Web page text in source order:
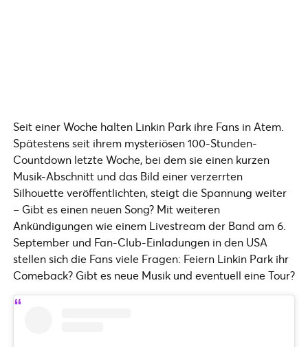
Seit einer Woche halten Linkin Park ihre Fans in Atem.
Spätestens seit ihrem mysteriösen 100-Stunden-
Countdown letzte Woche, bei dem sie einen kurzen
Musik-Abschnitt und das Bild einer verzerrten
Silhouette veröffentlichten, steigt die Spannung weiter
– Gibt es einen neuen Song? Mit weiteren
Ankündigungen wie einem Livestream der Band am 6.
September und Fan-Club-Einladungen in den USA
stellen sich die Fans viele Fragen: Feiern Linkin Park ihr
Comeback? Gibt es neue Musik und eventuell eine Tour?